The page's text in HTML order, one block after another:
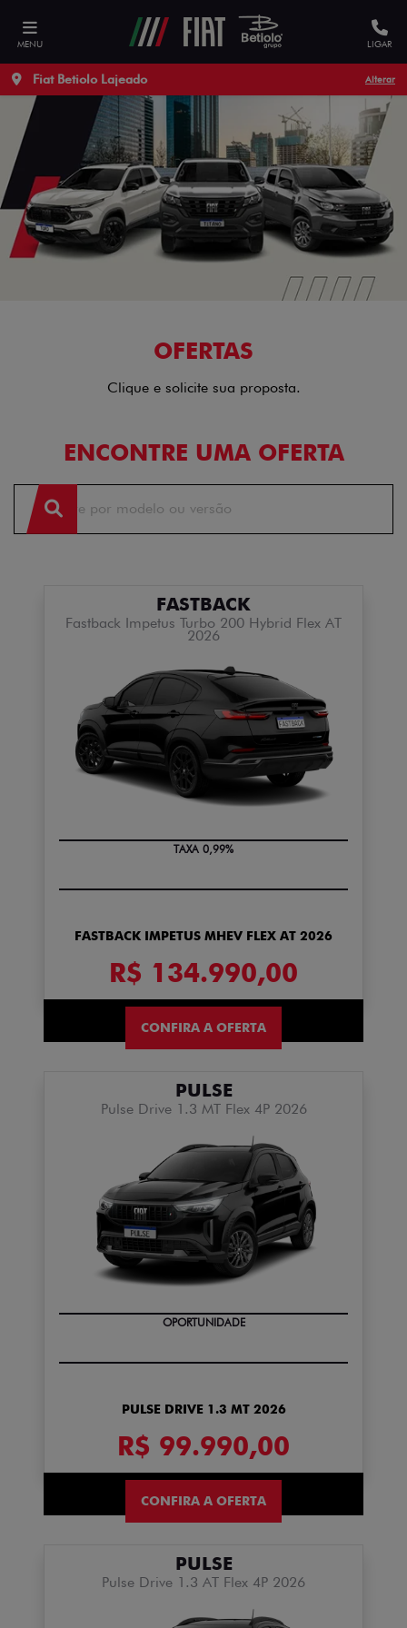
Nosso site utiliza cookies para garantir uma melhor
experiência de navegação.
Acesse nossa Política de Privacidade
Preferências de Cookie
MENU LIGAR
Fiat Betiolo Lajeado Alterar
OFERTAS
Clique e solicite sua proposta.
ENCONTRE UMA OFERTA
FASTBACK
Fastback Impetus Turbo 200 Hybrid Flex AT
2026
TAXA 0,99%
FASTBACK IMPETUS MHEV FLEX AT 2026
R$ 134.990,00
CONFIRA A OFERTA
PULSE
Pulse Drive 1.3 MT Flex 4P 2026
OPORTUNIDADE
PULSE DRIVE 1.3 MT 2026
R$ 99.990,00
CONFIRA A OFERTA
PULSE
Pulse Drive 1.3 AT Flex 4P 2026